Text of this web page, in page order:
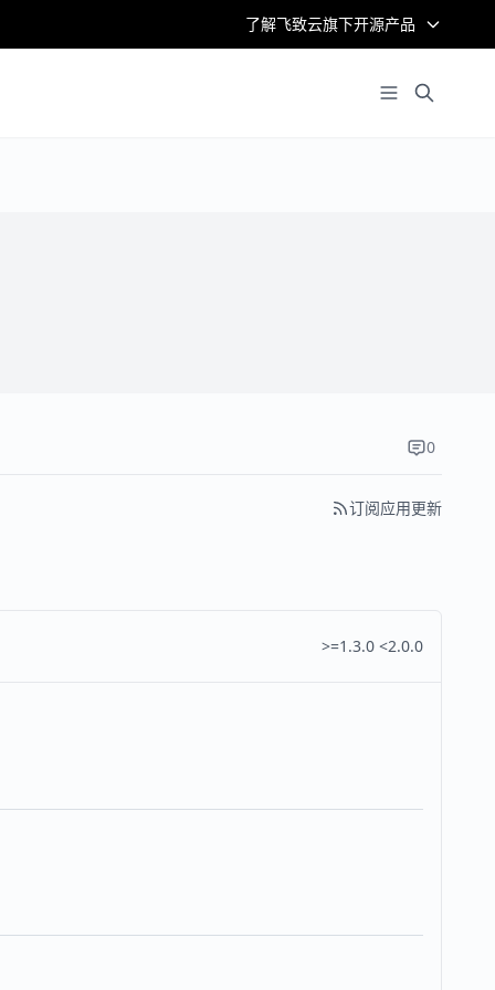
了解飞致云旗下开源产品
0
订阅应用更新
>=1.3.0 <2.0.0